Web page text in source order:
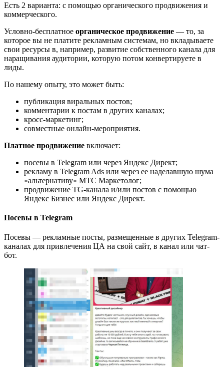
Есть 2 варианта: с помощью органического продвижения и
коммерческого.
Условно-бесплатное органическое продвижение — то, за
которое вы не платите рекламным системам, но вкладываете
свои ресурсы в, например, развитие собственного канала для
наращивания аудитории, которую потом конвертируете в
лиды.
По нашему опыту, это может быть:
публикация виральных постов;
комментарии к постам в других каналах;
кросс-маркетинг;
совместные онлайн-мероприятия.
Платное продвижение включает:
посевы в Telegram или через Яндекс Директ;
рекламу в Telegram Ads или через ее наделавшую шума
«альтернативу» МТС Маркетолог;
продвижение TG-канала и/или постов с помощью
Яндекс Бизнес или Яндекс Директ.
Посевы в Telegram
Посевы — рекламные посты, размещенные в других Telegram-
каналах для привлечения ЦА на свой сайт, в канал или чат-
бот.